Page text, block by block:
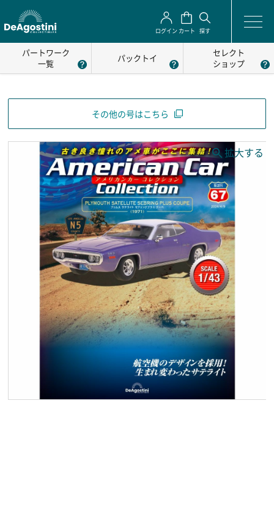
ログイン カート 探す
パートワーク
一覧
パックトイ
セレクト
ショップ
その他の号はこちら